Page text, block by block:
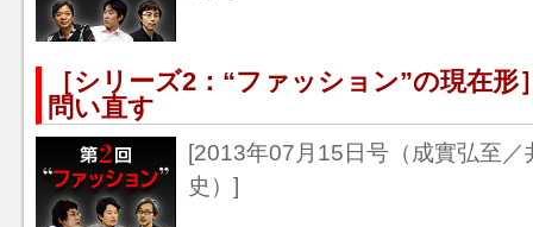
［シリーズ2：“ファッション”の現在形
問い直す
[2013年07月15日号（成實弘至／
史）]